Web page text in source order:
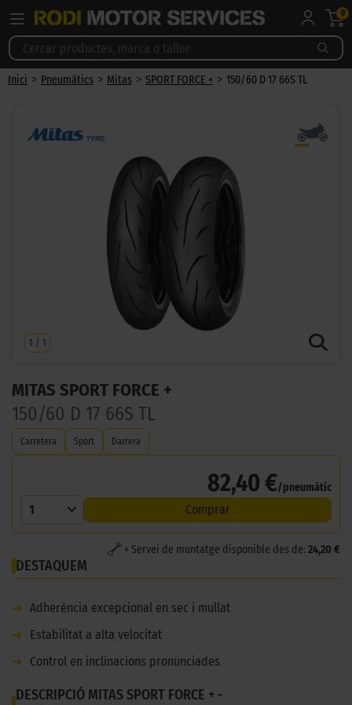
0
Inici > Pneumàtics > Mitas > SPORT FORCE + > 150/60 D 17 66S TL
1 / 1
MITAS SPORT FORCE +
150/60 D 17 66S TL
Carretera Sport Darrera
82,40 €/pneumàtic
1 Comprar
+ Servei de muntatge disponible des de: 24,20 €
DESTAQUEM
➜
Adherència excepcional en sec i mullat
➜
Estabilitat a alta velocitat
➜
Control en inclinacions pronunciades
DESCRIPCIÓ MITAS SPORT FORCE + -